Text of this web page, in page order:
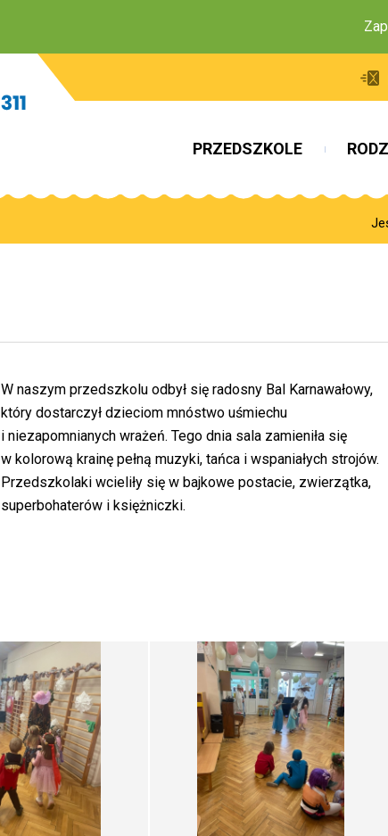
PRZEDSZKOLE
W naszym przedszkolu odbył się radosny Bal Karnawałowy,
który dostarczył dzieciom mnóstwo uśmiechu
i niezapomnianych wrażeń. Tego dnia sala zamieniła się
w kolorową krainę pełną muzyki, tańca i wspaniałych strojów.
Przedszkolaki wcieliły się w bajkowe postacie, zwierzątka,
superbohaterów i księżniczki.